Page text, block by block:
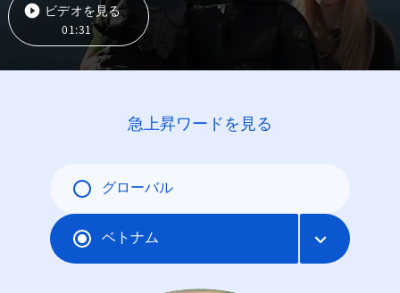
ビデオを見る
01:31
急上昇ワードを見る
グローバル
ベトナム